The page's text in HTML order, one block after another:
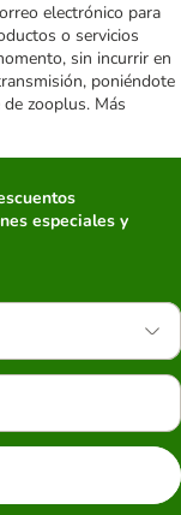
electrónico para
o servicios
sin incurrir en
poniéndote
zooplus. Más
especiales y